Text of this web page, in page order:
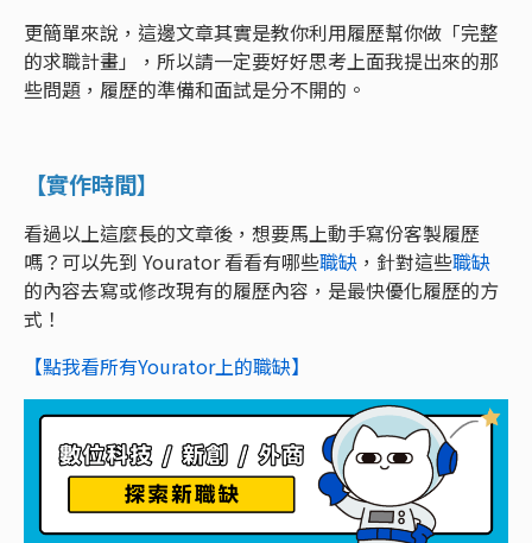
更簡單來說，這邊文章其實是教你利用履歷幫你做「完整
的求職計畫」，所以請一定要好好思考上面我提出來的那
些問題，履歷的準備和面試是分不開的。
【實作時間】
看過以上這麼長的文章後，想要馬上動手寫份客製履歷
嗎？可以先到 Yourator 看看有哪些職缺 ，針對這些職缺
的內容去寫或修改現有的履歷內容，是最快優化履歷的方
式！
【點我看所有Yourator上的職缺】